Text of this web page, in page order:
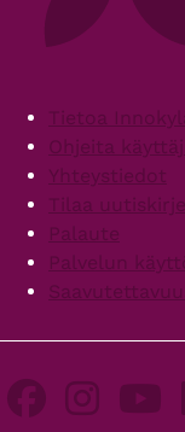
FooterTietoa
Ohjeita
Yhteystiedot
Tilaa uutiskirje
Palaute
Palvelun